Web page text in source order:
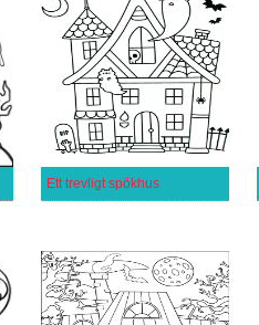
Ett trevligt spökhus